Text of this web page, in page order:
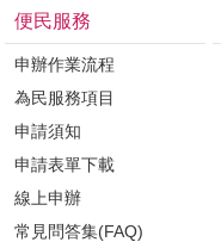
便民服務
申辦作業流程
為民服務項目
申請須知
申請表單下載
線上申辦
常見問答集(FAQ)